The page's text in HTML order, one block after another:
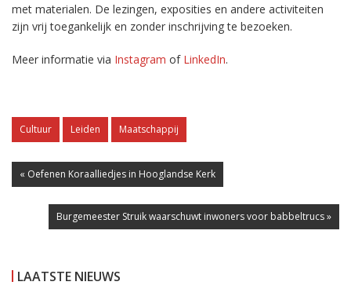
met materialen. De lezingen, exposities en andere activiteiten
zijn vrij toegankelijk en zonder inschrijving te bezoeken.
Meer informatie via Instagram of LinkedIn.
Cultuur Leiden Maatschappij
« Oefenen Koraalliedjes in Hooglandse Kerk
Burgemeester Struik waarschuwt inwoners voor babbeltrucs »
LAATSTE NIEUWS